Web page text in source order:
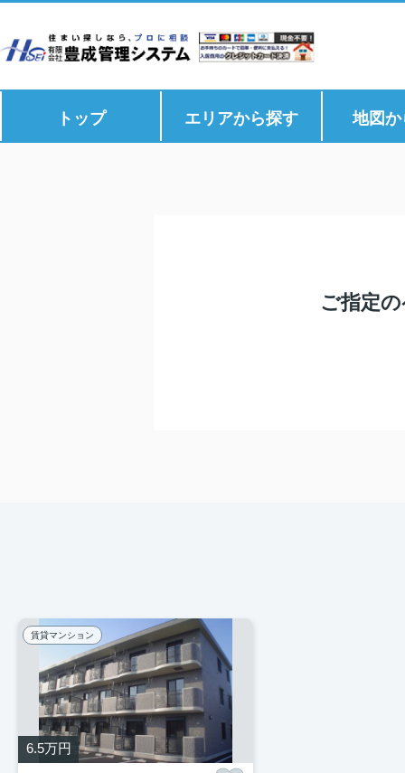
トップ エリアから探す 地図
ご指定
賃貸マンション
6.5万円